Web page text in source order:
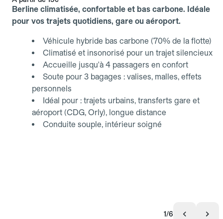
Berline climatisée, confortable et bas carbone. Idéale
pour vos trajets quotidiens, gare ou aéroport.
Véhicule hybride bas carbone (70% de la flotte)
Climatisé et insonorisé pour un trajet silencieux
Accueille jusqu'à 4 passagers en confort
Soute pour 3 bagages : valises, malles, effets
personnels
Idéal pour : trajets urbains, transferts gare et
aéroport (CDG, Orly), longue distance
Conduite souple, intérieur soigné
1/6